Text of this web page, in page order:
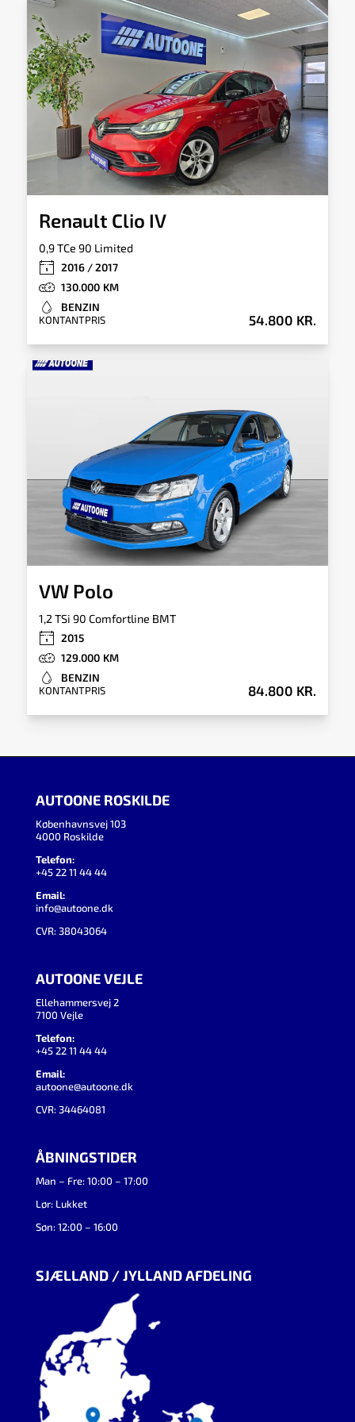
Totalvægt
1.510kg
Tankkapacitet
43l
Tilkoblingsvægt
900kg
Tilkoblingsvægt
uden bremser
560kg
Renault Clio IV
0,9 TCe 90 Limited
54.800 KR.
KONTANTPRIS
2016 / 2017
130.000
BENZIN
VW Polo
1,2 TSi 90 Comfortline BMT
84.800 KR.
KONTANTPRIS
2015
129.000
BENZIN
AUTOONE ROSKILDE
Københavnsvej 103
4000 Roskilde
Telefon:
+45 22 11 44 44
Email:
info@autoone.dk
CVR: 38043064
AUTOONE VEJLE
Ellehammersvej 2
7100 Vejle
Telefon:
+45 22 11 44 44
Email:
autoone@autoone.dk
CVR: 34464081
ÅBNINGSTIDER
Man – Fre: 10:00 – 17:00
Lør: Lukket
Søn: 12:00 – 16:00
SJÆLLAND / JYLLAND AFDELING